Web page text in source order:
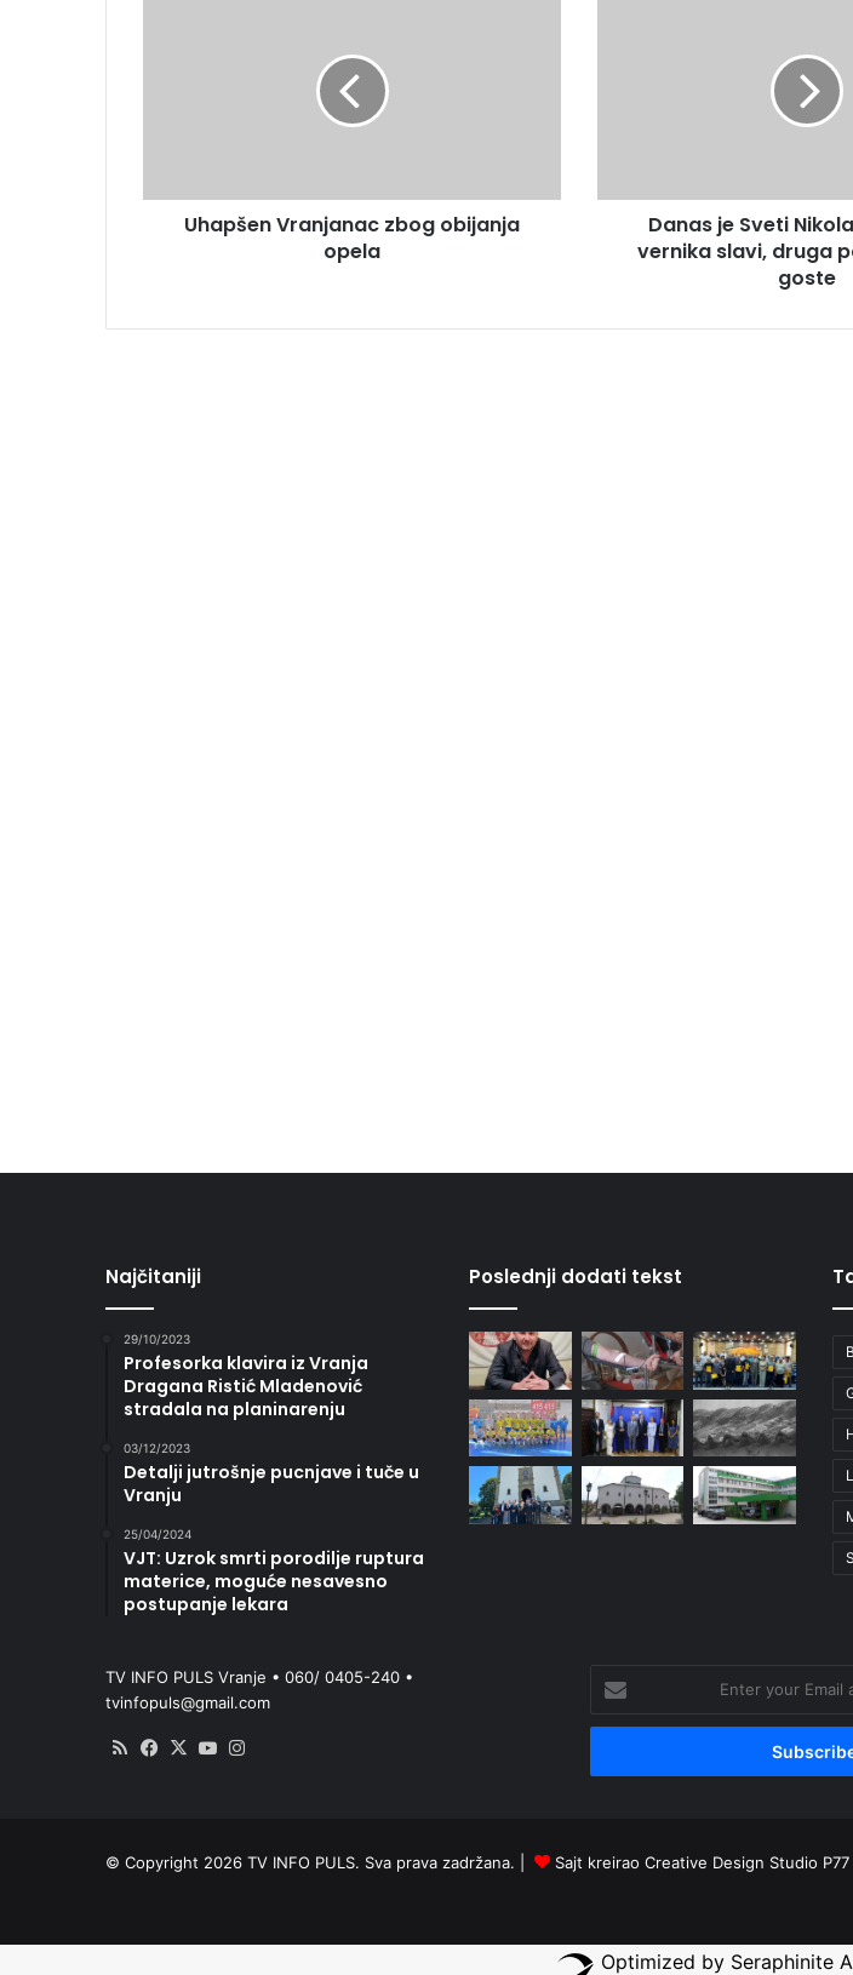
Uhapšen Vranjanac zbog obijanja
opela
Danas je Sveti
vernika slavi, druga
goste
Najčitaniji
29/10/2023
Profesorka klavira iz Vranja
Dragana Ristić Mladenović
stradala na planinarenju
03/12/2023
Detalji jutrošnje pucnjave i tuče u
Vranju
25/04/2024
VJT: Uzrok smrti porodilje ruptura
materice, moguće nesavesno
postupanje lekara
Poslednji dodati tekst
TV INFO PULS Vranje • 060/ 0405-240 •
tvinfopuls@gmail.com
RSS Facebook
X YouTube
your
Email
© Copyright 2026 TV INFO PULS. Sva prava zadržana. | Sajt kreirao Creative Design Studio P77
Optimized by Seraphinite